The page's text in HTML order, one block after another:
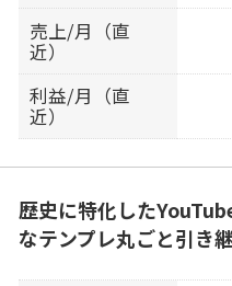
売上/月（直
近）
利益/月（直
近）
歴史に特化した
なテンプレ丸ごと引き